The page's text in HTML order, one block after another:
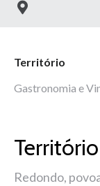
Território
Gastronomia e
Território
Redondo,